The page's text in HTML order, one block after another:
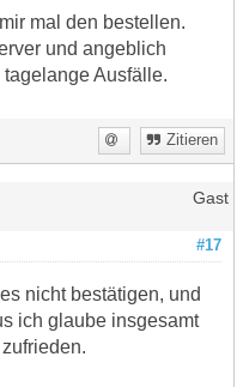
mal den bestellen.
und angeblich
Ausfälle.
Zitieren
Gast
#17
nicht bestätigen, und
ich glaube insgesamt